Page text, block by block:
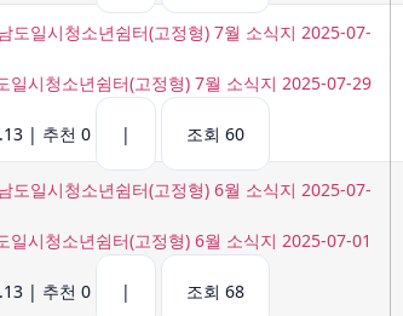
일시청소년쉼터(고정형) 7월 소식지 2025-07-29
| 추천 0 | 조회 60
일시청소년쉼터(고정형) 6월 소식지 2025-07-01
| 추천 0 | 조회 68